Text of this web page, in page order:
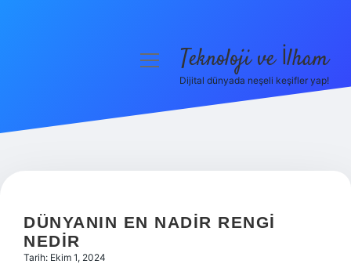
Hakkımızda
menüyüTeknoloji ve İlham
Dijital dünyada neşeli keşifler yap!
DÜNYANIN EN NADIR RENGI
NEDIR
Tarih: Ekim 1, 2024